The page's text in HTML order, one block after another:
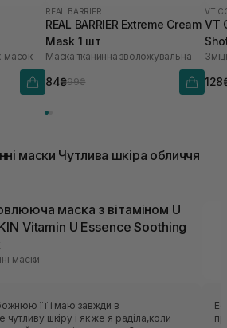
масок
REAL BARRIER
REAL BARRIER Extreme Cream
Mask 1 шт
Маска тканинна зволожувальна
84₴99₴
VT
VT
маски Чутлива шкіра обличчя
маска з вітаміном U
Vitamin U Essence Soothing
маски
її і маю завжди в
шкіру і як же я раділа,коли